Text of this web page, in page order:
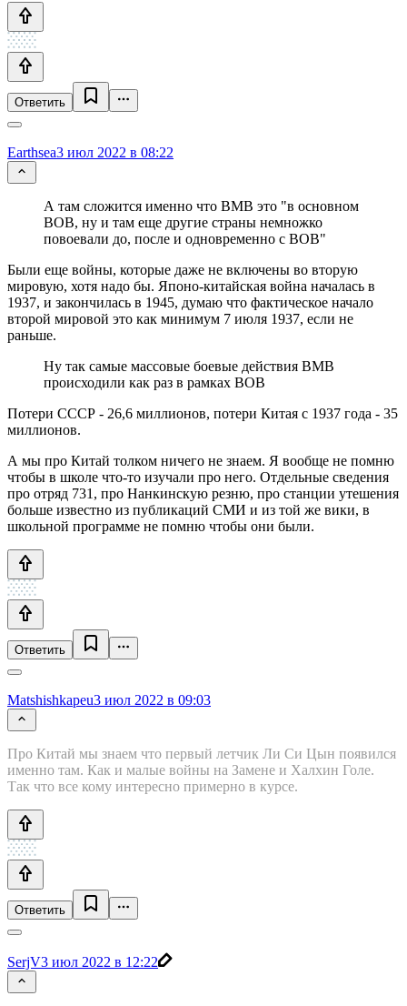
Ответить
Earthsea3 июл 2022 в 08:22
А там сложится именно что ВМВ это "в основном
ВОВ, ну и там еще другие страны немножко
повоевали до, после и одновременно с ВОВ"
Были еще войны, которые даже не включены во вторую
мировую, хотя надо бы. Японо-китайская война началась в
1937, и закончилась в 1945, думаю что фактическое начало
второй мировой это как минимум 7 июля 1937, если не
раньше.
Ну так самые массовые боевые действия ВМВ
происходили как раз в рамках ВОВ
Потери СССР - 26,6 миллионов, потери Китая с 1937 года - 35
миллионов.
А мы про Китай толком ничего не знаем. Я вообще не помню
чтобы в школе что-то изучали про него. Отдельные сведения
про отряд 731, про Нанкинскую резню, про станции утешения
больше известно из публикаций СМИ и из той же вики, в
школьной программе не помню чтобы они были.
Ответить
Matshishkapeu3 июл 2022 в 09:03
Про Китай мы знаем что первый летчик Ли Си Цын появился
именно там. Как и малые войны на Замене и Халхин Голе.
Так что все кому интересно примерно в курсе.
Ответить
SerjV3 июл 2022 в 12:22